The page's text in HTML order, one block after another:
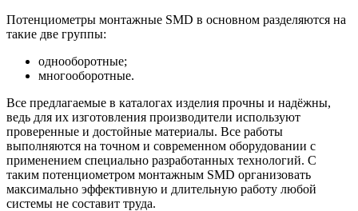
Потенциометры монтажные SMD в основном разделяются на
такие две группы:
однооборотные;
многооборотные.
Все предлагаемые в каталогах изделия прочны и надёжны,
ведь для их изготовления производители используют
проверенные и достойные материалы. Все работы
выполняются на точном и современном оборудовании с
применением специально разработанных технологий. С
таким потенциометром монтажным SMD организовать
максимально эффективную и длительную работу любой
системы не составит труда.